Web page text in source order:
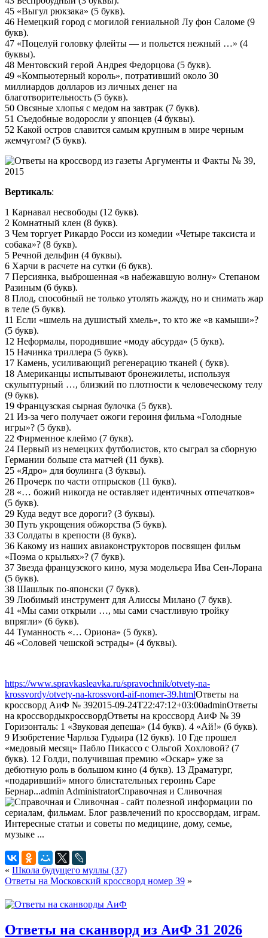
45 «Выгул рюкзака» (5 букв).
46 Немецкий город с могилой гениальной Лу фон Саломе (9
букв).
47 «Поцелуй головку флейты — и польется нежный …» (4
буквы).
48 Ментовский герой Андрея Федорцова (5 букв).
49 «Компьютерный король», потративший около 30
миллиардов долларов из личных денег на
благотворительность (5 букв).
50 Овсяные хлопья с медом на завтрак (7 букв).
51 Съедобные водоросли у японцев (4 буквы).
52 Какой остров славится самым крупным в мире черным
жемчугом? (5 букв).
Вертикаль:
1 Карнавал несвободы (12 букв).
2 Комнатный клен (8 букв).
3 Чем торгует Рикардо Росси из комедии «Четыре таксиста и
собака»? (8 букв).
5 Речной дельфин (4 буквы).
6 Харчи в расчете на сутки (6 букв).
7 Персиянка, выброшенная «в набежавшую волну» Степаном
Разиным (6 букв).
8 Плод, способный не только утолять жажду, но и снимать жар
в теле (5 букв).
11 Если «шмель на душистый хмель», то кто же «в камыши»?
(5 букв).
12 Неформалы, породившие «моду абсурда» (5 букв).
15 Начинка триллера (5 букв).
17 Камень, усиливающий регенерацию тканей ( букв).
18 Американцы испытывают бронежилеты, используя
скульптурный …, близкий по плотности к человеческому телу
(9 букв).
19 Французская сырная булочка (5 букв).
21 Из-за чего получает ожоги героиня фильма «Голодные
игры»? (5 букв).
22 Фирменное клеймо (7 букв).
24 Первый из немецких футболистов, кто сыграл за сборную
Германии больше ста матчей (11 букв).
25 «Ядро» для боулинга (3 буквы).
26 Прочерк по части отпрысков (11 букв).
28 «… божий никогда не оставляет идентичных отпечатков»
(5 букв).
29 Куда ведут все дороги? (3 буквы).
30 Путь укрощения обжорства (5 букв).
33 Солдаты в крепости (8 букв).
36 Какому из наших авиаконструкторов посвящен фильм
«Поэма о крыльях»? (7 букв).
37 Звезда французского кино, муза модельера Ива Сен-Лорана
(5 букв).
38 Шашлык по-японски (7 букв).
39 Любимый инструмент для Алиссы Милано (7 букв).
41 «Мы сами открыли …, мы сами счастливую тройку
впрягли» (6 букв).
44 Туманность «… Ориона» (5 букв).
46 «Соловей чешской эстрады» (4 буквы).
https://www.spravkasleavka.ru/spravochnik/otvety-na-
krossvordy/otvety-na-krossvord-aif-nomer-39.htmlОтветы на
кроссворд АиФ № 392015-09-24T22:47:12+03:00adminОтветы
на кроссвордыкроссвордОтветы на кроссворд АиФ № 39
Горизонталь: 1 «Звуковая депеша» (14 букв). 4 «Ай!» (6 букв).
9 Изобретение Чарльза Гудьира (12 букв). 10 Где прошел
«медовый месяц» Пабло Пикассо с Ольгой Хохловой? (7
букв). 12 Голди, получившая премию «Оскар» уже за
дебютную роль в большом кино (4 букв). 13 Драматург,
«подаривший» много блистательных героинь Саре
Бернар...admin AdministratorСправочная и Сливочная
« Школа будущего муллы (37)
Ответы на Московский кроссворд номер 39 »
Ответы на сканворд из АиФ 31 2026